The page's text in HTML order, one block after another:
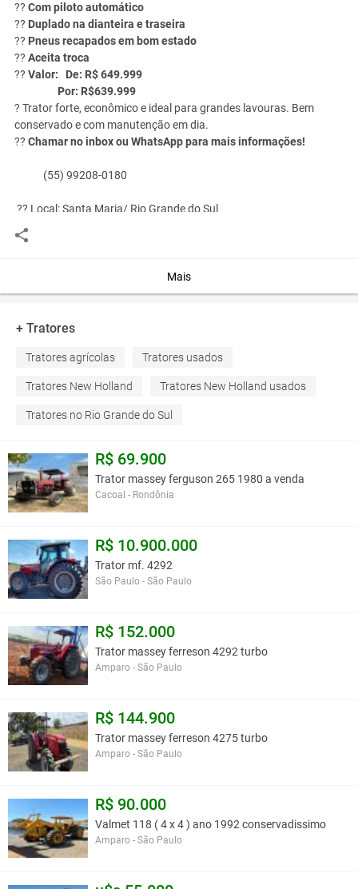
?? Com piloto automático
?? Duplado na dianteira e traseira
?? Pneus recapados em bom estado
?? Aceita troca
?? Valor: De: R$ 649.999
Por: R$639.999
? Trator forte, econômico e ideal para grandes lavouras. Bem
conservado e com manutenção em dia.
?? Chamar no inbox ou WhatsApp para mais informações!
(55) 99208-0180
?? Local: Santa Maria/ Rio Grande do Sul
este anúncio é contra a política de Agroads?
Mais
+ Tratores
Tratores agrícolas Tratores usados
Tratores New Holland Tratores New Holland usados
Tratores no Rio Grande do Sul
R$ 69.900
Trator massey ferguson 265 1980 a venda
Cacoal - Rondônia
R$ 10.900.000
Trator mf. 4292
São Paulo - São Paulo
R$ 152.000
Trator massey ferreson 4292 turbo
Amparo - São Paulo
R$ 144.900
Trator massey ferreson 4275 turbo
Amparo - São Paulo
R$ 90.000
Valmet 118 ( 4 x 4 ) ano 1992 conservadissimo
Amparo - São Paulo